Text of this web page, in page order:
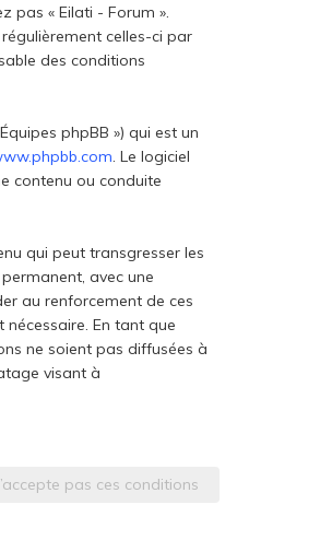
pas « Eilati - Forum ».
celles-ci par
des conditions
phpBB ») qui est un
. Le logiciel
contenu ou conduite
qui peut transgresser les
avec une
au renforcement de ces
En tant que
ne soient pas diffusées à
visant à